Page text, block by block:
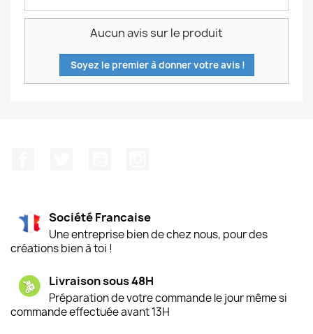
Aucun avis sur le produit
Soyez le premier à donner votre avis !
Société Francaise
Une entreprise bien de chez nous, pour des
créations bien à toi !
Livraison sous 48H
Préparation de votre commande le jour même si
commande effectuée avant 13H